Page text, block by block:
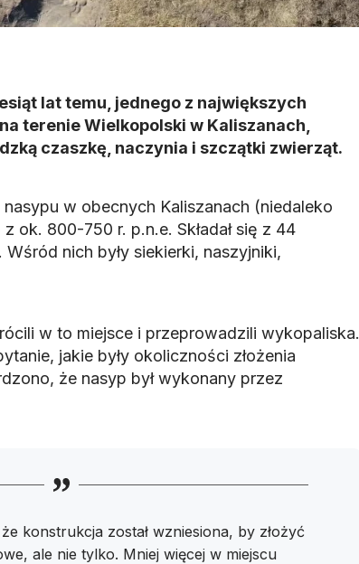
lat temu, jednego z największych
terenie Wielkopolski w Kaliszanach,
czaszkę, naczynia i szczątki zwierząt.
w obecnych Kaliszanach (niedaleko
ok. 800-750 r. p.n.e. Składał się z 44
nich były siekierki, naszyjniki,
w to miejsce i przeprowadzili wykopaliska.
jakie były okoliczności złożenia
że nasyp był wykonany przez
konstrukcja został wzniesiona, by złożyć
ale nie tylko. Mniej więcej w miejscu